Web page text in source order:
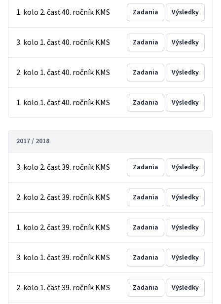
1. kolo 2. časť 40. ročník KMS Zadania Výsledky
3. kolo 1. časť 40. ročník KMS Zadania Výsledky
2. kolo 1. časť 40. ročník KMS Zadania Výsledky
1. kolo 1. časť 40. ročník KMS Zadania Výsledky
2017 / 2018
3. kolo 2. časť 39. ročník KMS Zadania Výsledky
2. kolo 2. časť 39. ročník KMS Zadania Výsledky
1. kolo 2. časť 39. ročník KMS Zadania Výsledky
3. kolo 1. časť 39. ročník KMS Zadania Výsledky
2. kolo 1. časť 39. ročník KMS Zadania Výsledky